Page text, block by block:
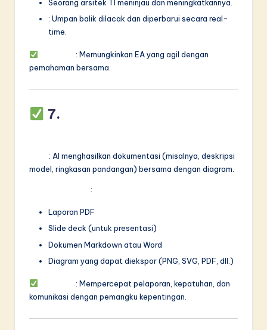
Seorang arsitek TI meninjau dan meningkatkannya.
: Umpan balik dilacak dan diperbarui secara real-
time.
: Memungkinkan EA yang agil dengan
pemahaman bersama.
7.
: AI menghasilkan dokumentasi (misalnya, deskripsi
model, ringkasan pandangan) bersama dengan diagram.
:
Laporan PDF
Slide deck (untuk presentasi)
Dokumen Markdown atau Word
Diagram yang dapat diekspor (PNG, SVG, PDF, dll.)
: Mempercepat pelaporan, kepatuhan, dan
komunikasi dengan pemangku kepentingan.